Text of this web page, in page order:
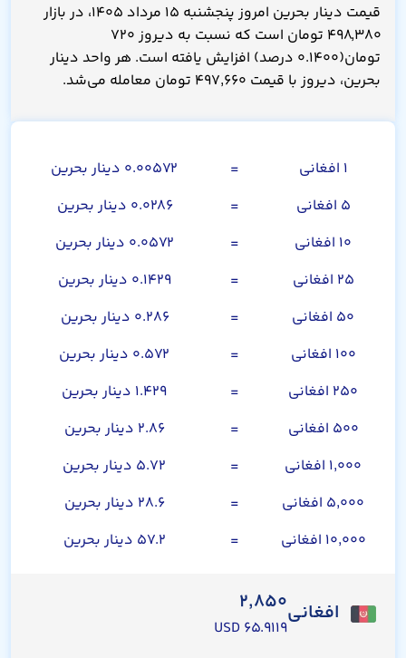
قیمت دینار بحرین امروز پنجشنبه ۱۵ مرداد ۱۴۰۵، در بازار
۴۹۸,۳۸۰ تومان است که نسبت به دیروز ۷۲۰
تومان(۰.۱۴۰۰ درصد) افزایش یافته است. هر واحد دینار
بحرین، دیروز با قیمت ۴۹۷,۶۶۰ تومان معامله می‌شد.
۱ افغانی =
۰.۰۰۵۷۲ دینار بحرین
۵ افغانی
=
۰.۰۲۸۶ دینار بحرین
۱۰ افغانی
=
۰.۰۵۷۲ دینار بحرین
۲۵ افغانی
=
۰.۱۴۲۹ دینار بحرین
۵۰ افغانی
=
۰.۲۸۶ دینار بحرین
۱۰۰ افغانی
=
۰.۵۷۲ دینار بحرین
۲۵۰ افغانی
=
۱.۴۲۹ دینار بحرین
۵۰۰ افغانی
=
۲.۸۶ دینار بحرین
۱,۰۰۰ افغانی
=
۵.۷۲ دینار بحرین
۵,۰۰۰ افغانی
=
۲۸.۶ دینار بحرین
۱۰,۰۰۰ افغانی
= ۵۷.۲ دینار بحرین
افغانی۲,۸۵۰
۶۵.۹۱۱۹ USD